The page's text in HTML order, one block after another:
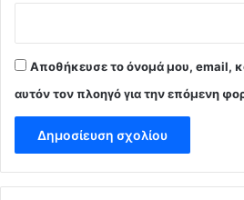
Αποθήκευσε το όνομά μου, email,
αυτόν τον πλοηγό για την επόμενη